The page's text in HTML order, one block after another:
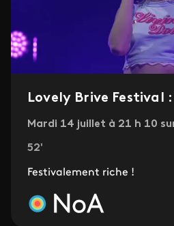
Lovely Brive Festival :
Mardi 14 juillet à 21 h 10
52'
Festivalement riche !